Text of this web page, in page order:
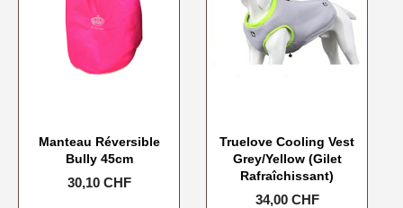
Manteau Réversible
Bully 45cm
Prix
30,10 CHF
Truelove Cooling Vest
Grey/Yellow (gilet
Rafraîchissant)
Prix
34,00 CHF